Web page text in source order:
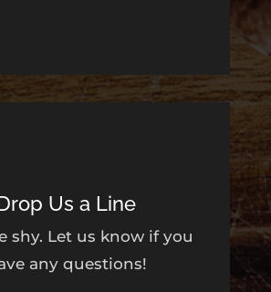
Us a Line
shy. Let us know if you
any questions!